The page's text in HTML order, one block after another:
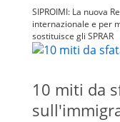
SIPROIMI: La nuova
internazionale e per
sostituisce gli SPRAR
10 miti da